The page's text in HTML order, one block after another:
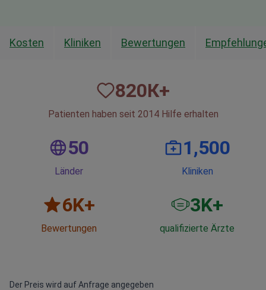
Kosten Kliniken Bewertungen
820К+
Patienten haben seit 2014 Hilfe erhalten
50
Länder
1,500
Kliniken
6K+
Bewertungen
3K+
qualifizierte Ärzte
Der Preis wird auf Anfrage angegeben